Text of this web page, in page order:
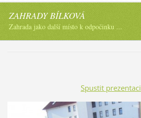
ZAHRADY BÍLKOVÁ
Zahrada jako další místo k odpočinku ...
Spustit prezentaci